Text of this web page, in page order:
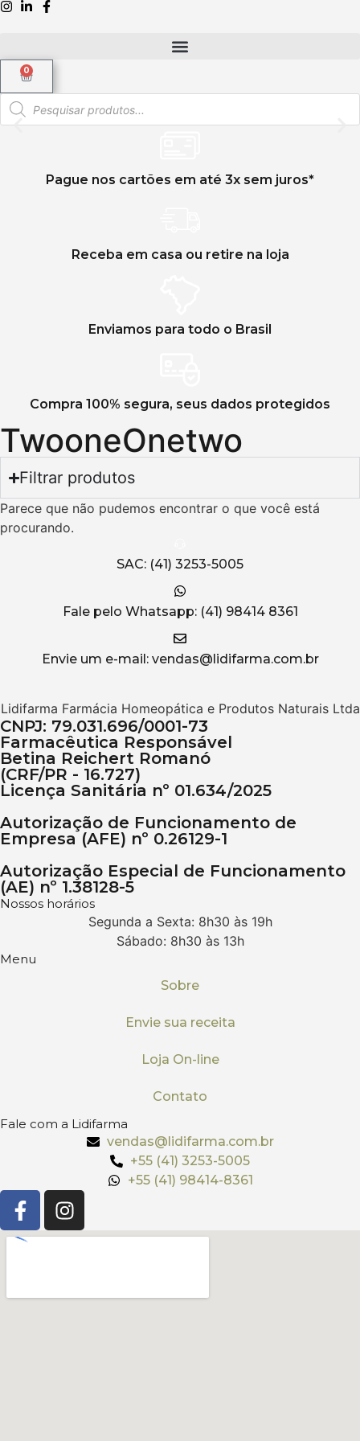
0
Pague nos cartões em até 3x sem juros*
Receba em casa ou retire na loja
Enviamos para todo o Brasil
Compra 100% segura, seus dados protegidos
TwooneOnetwo
Filtrar produtos
Parece que não pudemos encontrar o que você está
procurando.
SAC: (41) 3253-5005
Fale pelo Whatsapp: (41) 98414 8361
Envie um e-mail: vendas@lidifarma.com.br
Lidifarma Farmácia Homeopática e Produtos Naturais Ltda
CNPJ: 79.031.696/0001-73
Farmacêutica Responsável
Betina Reichert Romanó
(CRF/PR - 16.727)
Licença Sanitária nº 01.634/2025
Autorização de Funcionamento de
Empresa (AFE) nº 0.26129-1
Autorização Especial de Funcionamento
(AE) nº 1.38128-5
Nossos horários
Segunda a Sexta: 8h30 às 19h
Sábado: 8h30 às 13h
Menu
Sobre
Envie sua receita
Loja On-line
Contato
Fale com a Lidifarma
vendas@lidifarma.com.br
+55 (41) 3253-5005
+55 (41) 98414-8361